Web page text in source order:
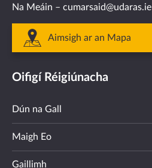
Na Meáin – cumarsaid@udaras.ie
Aimsigh ar an Mapa
Oifigí Réigiúnacha
Dún na Gall
Maigh Eo
Gaillimh